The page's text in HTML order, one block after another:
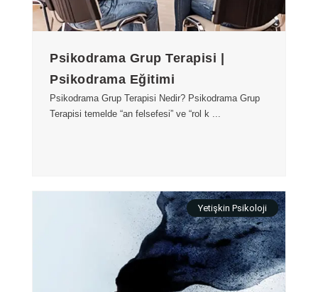
Psikodrama Grup Terapisi |
Psikodrama Eğitimi
Psikodrama Grup Terapisi Nedir? Psikodrama Grup
Terapisi temelde “an felsefesi” ve “rol k ...
Yetişkin Psikoloji